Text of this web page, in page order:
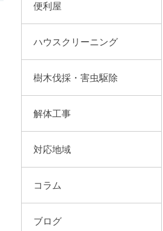
便利屋
ハウスクリーニング
樹木伐採・害虫駆除
解体工事
対応地域
コラム
ブログ